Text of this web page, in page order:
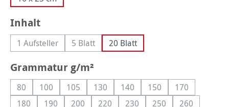
Inhaltauswählen
1 Aufsteller(Diese Option ist zurzeit nicht verfügbar.)
5 Blatt(Diese Option ist zurzeit nicht verfügbar.)
20 Blatt
Grammatur g/m²
80(Diese Option ist zurzeit nicht verfügbar.)
100(Diese Option ist zurzeit nicht verfügbar.)
105(Diese Option ist zurzeit nicht verfügbar.)
130(Diese Option ist zurzeit nicht
140(Diese Option ist zurzeit nicht
150(Diese Option ist
170(Diese Option
180 190 200 220 230 250 260